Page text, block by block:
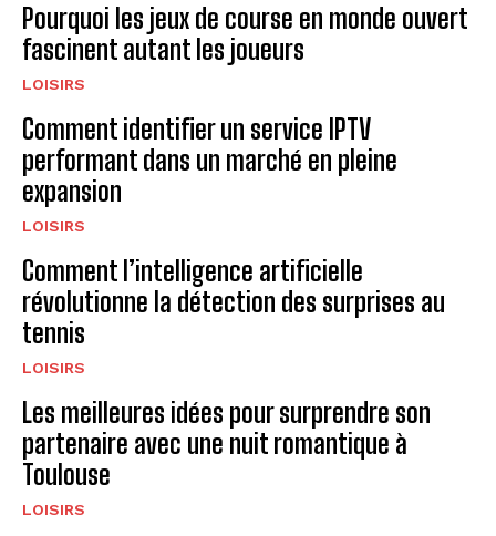
Pourquoi les jeux de course en monde ouvert
fascinent autant les joueurs
LOISIRS
Comment identifier un service IPTV
performant dans un marché en pleine
expansion
LOISIRS
Comment l’intelligence artificielle
révolutionne la détection des surprises au
tennis
LOISIRS
Les meilleures idées pour surprendre son
partenaire avec une nuit romantique à
Toulouse
LOISIRS